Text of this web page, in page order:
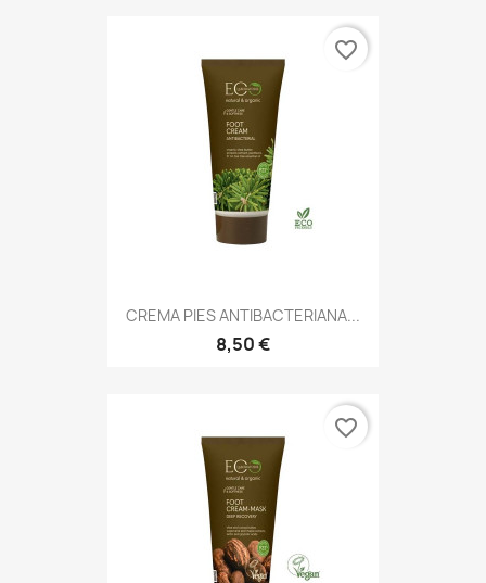
CREMA PIES ANTIBACTERIANA...
8,50 €
favorite_border
favorite_border